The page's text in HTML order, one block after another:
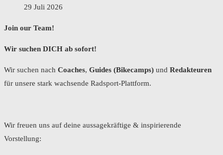
29 Juli 2026
Join our Team!
Wir suchen DICH ab sofort!
Wir suchen nach Coaches, Guides (Bikecamps) und Redakteuren
für unsere stark wachsende Radsport-Plattform.
Wir freuen uns auf deine aussagekräftige & inspirierende
Vorstellung: